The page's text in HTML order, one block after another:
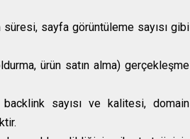
süresi, sayfa görüntüleme sayısı gibi
ürün satın alma) gerçekleşme
backlink sayısı ve kalitesi, domain